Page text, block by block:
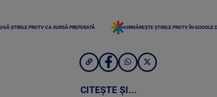
ȘTIRILE PROTV CA SURSĂ PREFERATĂ URMĂREȘTE ȘTIRILE PROTV ÎN GOOGLE
CITEȘTE ȘI...